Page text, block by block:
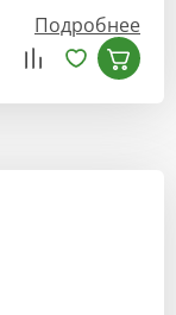
Подробнее